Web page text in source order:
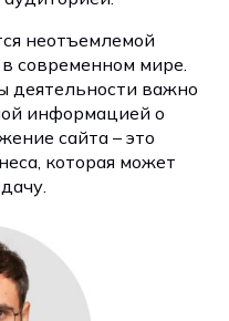
неотъемлемой
современном мире.
деятельности важно
информацией о
сайта – это
которая может